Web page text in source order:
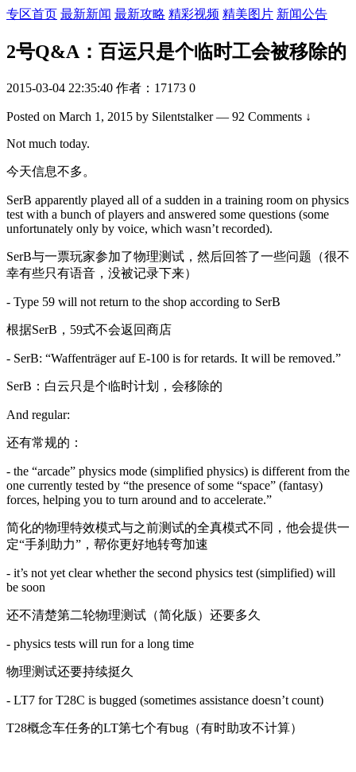
专区首页 最新新闻 最新攻略 精彩视频 精美图片 新闻公告
2号Q&A：百运只是个临时工会被移除的
2015-03-04 22:35:40 作者：17173 0
Posted on March 1, 2015 by Silentstalker — 92 Comments ↓
Not much today.
今天信息不多。
SerB apparently played all of a sudden in a training room on physics
test with a bunch of players and answered some questions (some
unfortunately only by voice, which wasn’t recorded).
SerB与一票玩家参加了物理测试，然后回答了一些问题（很不
幸有些只有语音，没被记录下来）
- Type 59 will not return to the shop according to SerB
根据SerB，59式不会返回商店
- SerB: “Waffenträger auf E-100 is for retards. It will be removed.”
SerB：白云只是个临时计划，会移除的
And regular:
还有常规的：
- the “arcade” physics mode (simplified physics) is different from the
one currently tested by “the presence of some “space” (fantasy)
forces, helping you to turn around and to accelerate.”
简化的物理特效模式与之前测试的全真模式不同，他会提供一
定“手刹助力”，帮你更好地转弯加速
- it’s not yet clear whether the second physics test (simplified) will
be soon
还不清楚第二轮物理测试（简化版）还要多久
- physics tests will run for a long time
物理测试还要持续挺久
- LT7 for T28C is bugged (sometimes assistance doesn’t count)
T28概念车任务的LT第七个有bug（有时助攻不计算）